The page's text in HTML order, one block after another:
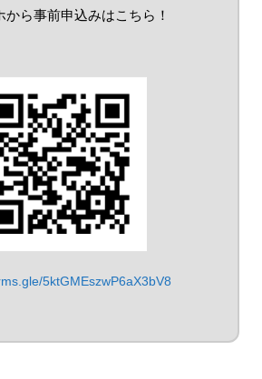
から事前申込みはこちら！
5ktGMEszwP6aX3bV8